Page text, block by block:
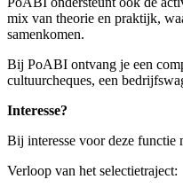
mix van theorie en praktijk,
samenkomen.
Bij PoABI ontvang je een
cultuurcheques, een
Interesse?
Bij interesse voor deze
Verloop van het selectietraject: